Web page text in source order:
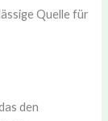
Quelle für
den